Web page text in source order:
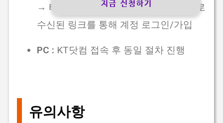
→ 티빙 신청하기 → 약관 동의 → 문자로
수신된 링크를 통해 계정 로그인/가입
PC : KT닷컴 접속 후 동일 절차 진행
유의사항
지금 신청하기